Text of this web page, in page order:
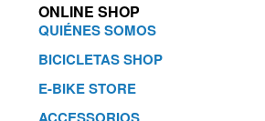
ONLINE SHOP
QUIÉNES SOMOS
BICICLETAS SHOP
E-BIKE STORE